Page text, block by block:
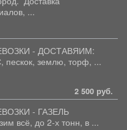
...
- ДОСТАВЯИМ:
землю, торф, ...
2 500 руб.
- ГАЗЕЛЬ
всё, до 2-х тонн, в ...